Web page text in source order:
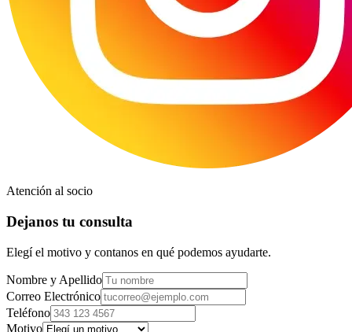
Atención al socio
Dejanos tu consulta
Elegí el motivo y contanos en qué podemos ayudarte.
Nombre y Apellido
Correo Electrónico
Teléfono
Motivo